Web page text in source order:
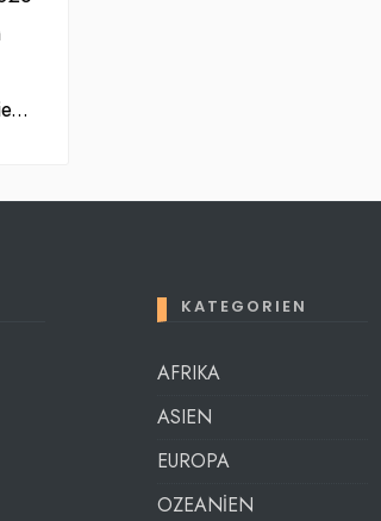
...
KATEGORIEN
AFRIKA
ASIEN
EUROPA
OZEANİEN